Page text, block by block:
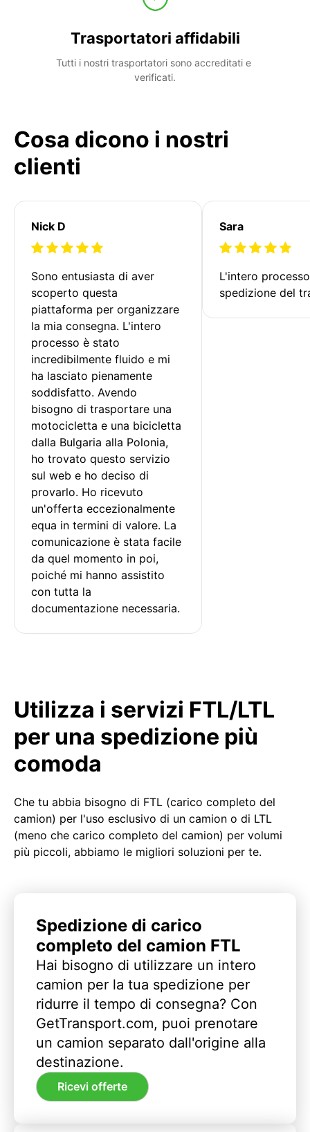
Trasportatori affidabili
Tutti i nostri trasportatori sono accreditati e
verificati.
Cosa dicono i nostri
clienti
Nick D
Sono entusiasta di aver
scoperto questa
piattaforma per organizzare
la mia consegna. L'intero
processo è stato
incredibilmente fluido e mi
ha lasciato pienamente
soddisfatto. Avendo
bisogno di trasportare una
motocicletta e una bicicletta
dalla Bulgaria alla Polonia,
ho trovato questo servizio
sul web e ho deciso di
provarlo. Ho ricevuto
un'offerta eccezionalmente
equa in termini di valore. La
comunicazione è stata facile
da quel momento in poi,
poiché mi hanno assistito
con tutta la
documentazione necessaria.
Sara
L'intero
spedizione del
Utilizza i servizi FTL/LTL
per una spedizione più
comoda
Che tu abbia bisogno di FTL (carico completo del
camion) per l'uso esclusivo di un camion o di LTL
(meno che carico completo del camion) per volumi
più piccoli, abbiamo le migliori soluzioni per te.
Spedizione di carico
completo del camion FTL
Hai bisogno di utilizzare un intero
camion per la tua spedizione per
ridurre il tempo di consegna? Con
GetTransport.com, puoi prenotare
un camion separato dall'origine alla
destinazione.
Ricevi offerte